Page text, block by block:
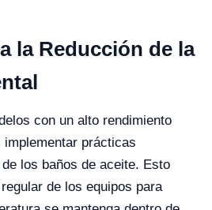
la Reducción de la
con un alto rendimiento
prácticas
los baños de aceite. Esto
de los equipos para